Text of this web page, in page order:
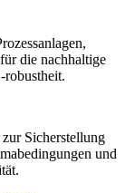
die nachhaltige
robustheit.
Sicherstellung
und